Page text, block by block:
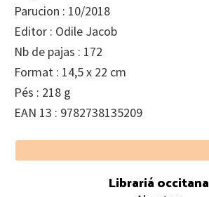
Parucion : 10/2018
Editor : Odile Jacob
Nb de pajas : 172
Format : 14,5 x 22 cm
Pés : 218 g
EAN 13 : 9782738135209
Footer
Librariá occitana